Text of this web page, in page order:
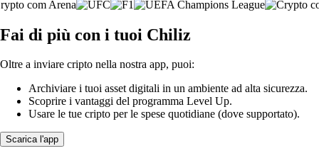
Fai di più con i tuoi Chiliz
Oltre a inviare cripto nella nostra app, puoi:
Archiviare i tuoi asset digitali in un ambiente ad alta sicurezza.
Scoprire i vantaggi del programma Level Up.
Usare le tue cripto per le spese quotidiane (dove supportato).
Scarica l'app